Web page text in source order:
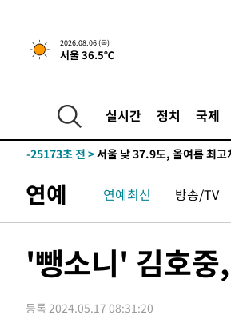
2026.08.06 (목)
서울 36.5℃
실시간 정치 국제
-26489초 전 >[속보]합참 "북, 동해상으로
-25885초 전 >'낮 최고 39도' 불볕더위…한
-25506초 전 >
"韓 외환시장 개입 관측 배
-25333초 전 >
-25173초 전 >서울 낮 37.9도, 올여름 최
-20830초 전 >
[속보]코스닥, 800p 회복
-20760초 전 >[속보]코스피, 301.88포인
-18224초 전 > "여기 떨어졌다"…다누리,
-7870초 전 >내일까지 39도 '펄펄'…기상청
연예 연예최신 방송/TV
'뺑소니' 김호중
등록 2024.05.17 08:31:20